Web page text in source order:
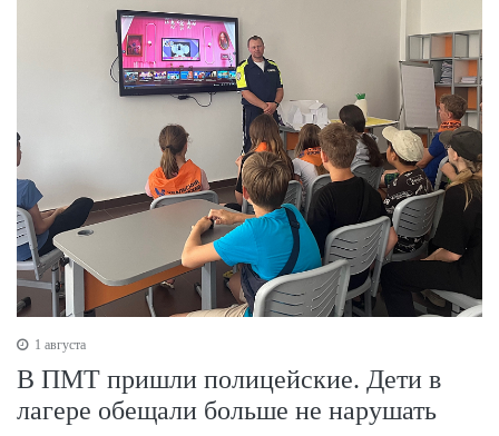
1 августа
В ПМТ пришли полицейские. Дети в
лагере обещали больше не нарушать